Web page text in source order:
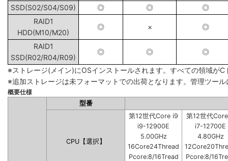
SSD(S02/S04/S09)
◎ ◎
◎
RAID1
HDD(M10/M20)
◎ × ◎
RAID1
SSD(R02/R04/R09)
◎ ◎ ◎
※ストレージ(メイン)にOSインストールされます。すべての領域がC
※追加ストレージは未フォーマットでの出荷となります。管理ツー
概要仕様
型番
CPU【選択】
第12世代Core i9
i9-12900E
5.00GHz
16Core24Thread
Pcore:8/16Tread
第12世代
i7-12700E
4.80GHz
Pcore:8/